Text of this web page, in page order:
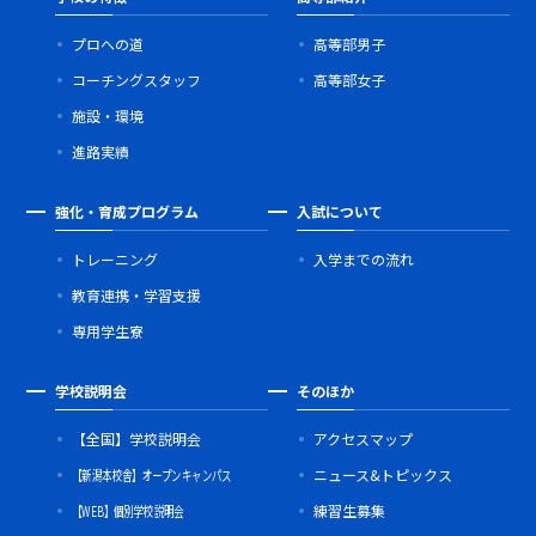
プロへの道
コーチングスタッフ
施設・環境
進路実績
高等部男子
高等部女子
強化・育成プログラム
トレーニング
教育連携・学習支援
専用学生寮
入試について
入学までの流れ
学校説明会
【全国】学校説明会
【新潟本校舎】オープンキャンパス
【WEB】個別学校説明会
そのほか
アクセスマップ
ニュース&トピックス
練習生募集